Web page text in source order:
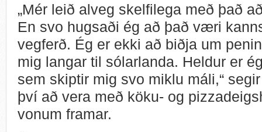
„Mér leið alveg skelfilega með það
En svo hugsaði ég að það væri
vegferð. Ég er ekki að biðja um
mig langar til sólarlanda. Heldur er
sem skiptir mig svo miklu máli,“
því að vera með köku- og
vonum framar.